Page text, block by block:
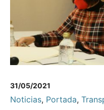
31/05/2021
Noticias, Portada,